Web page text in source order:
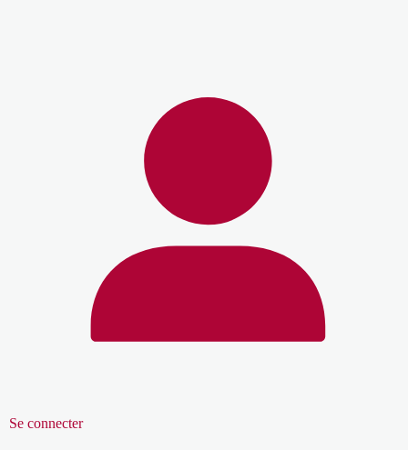
Se connecter